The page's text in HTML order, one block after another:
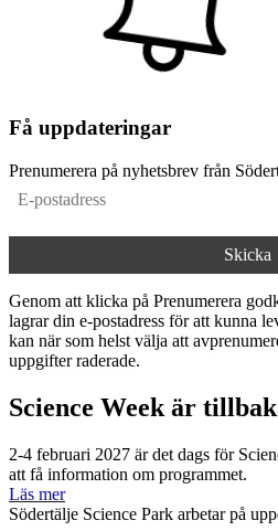
Få uppdateringar
Prenumerera på nyhetsbrev från
Genom att klicka på Prenumerera
lagrar din e-postadress för att kunna
kan när som helst välja att
uppgifter raderade.
Science Week är
2-4 februari 2027 är det dags för
att få information om programmet.
Läs mer
Södertälje Science Park arbetar på